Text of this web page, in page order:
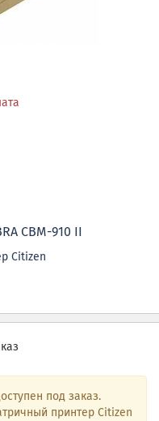
CBM-910 II
Citizen
под заказ.
принтер Citizen